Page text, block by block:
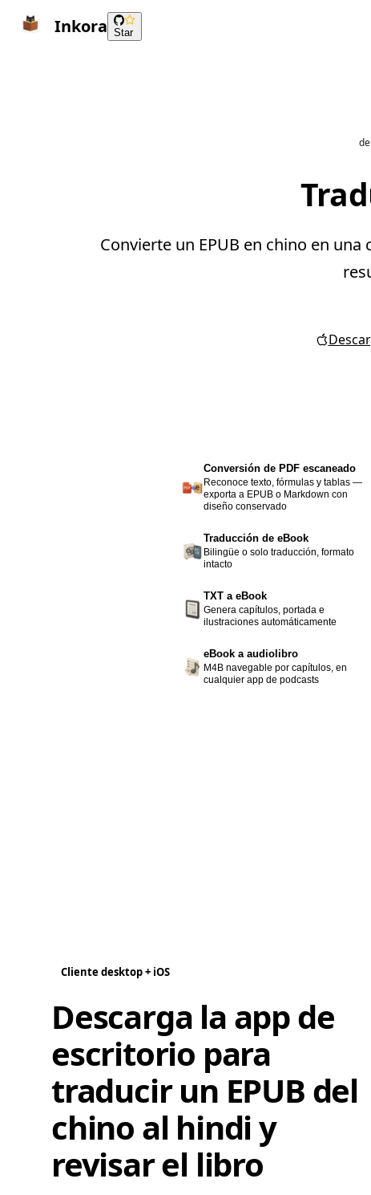
Inkora Star
Convierte un EPUB en chino en
Conversión de PDF escaneado
Reconoce texto, fórmulas y tablas —
exporta a EPUB o Markdown con
diseño conservado
Traducción de eBook
Bilingüe o solo traducción, formato
intacto
TXT a eBook
Genera capítulos, portada e
ilustraciones automáticamente
eBook a audiolibro
M4B navegable por capítulos, en
cualquier app de podcasts
Cliente desktop + iOS
Descarga la app de
escritorio para
traducir un EPUB del
chino al hindi y
revisar el libro